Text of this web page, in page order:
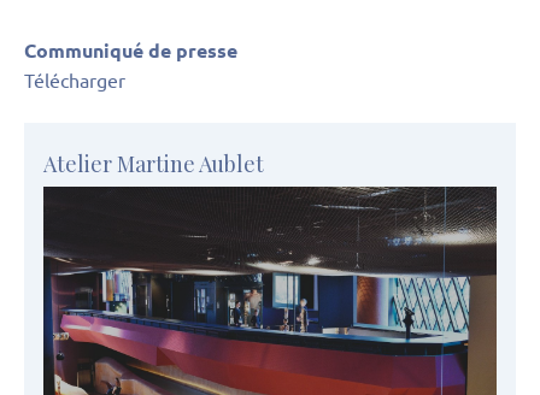
Communiqué de presse
Télécharger
Atelier Martine Aublet